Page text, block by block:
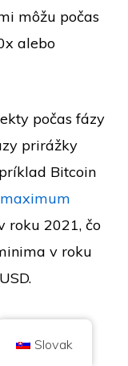
môžu počas
alebo
počas fázy
prirážky
Bitcoin
roku 2021, čo
v roku
Londýn, Spojené
poradenstvom. Minulá
Investovanie do
odškodnenia finančných
Investovanie do
získať na hodnote,
Na zisky z predaja
výnosov.
KONTAKTUJTE NÁS
Slovak